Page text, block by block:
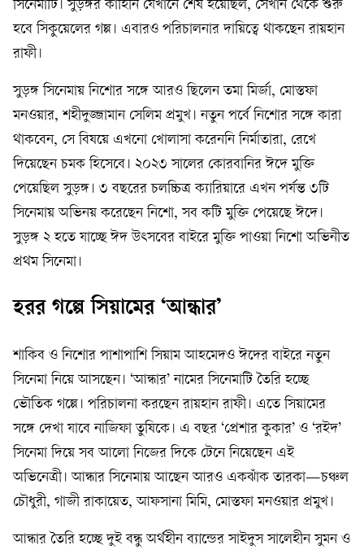
সিনেমাটি। সুড়ঙ্গর কাহিনি যেখানে শেষ হয়েছিল, সেখান থেকে শুরু
হবে সিকুয়েলের গল্প। এবারও পরিচালনার দায়িত্বে থাকছেন রায়হান
রাফী।
সুড়ঙ্গ সিনেমায় নিশোর সঙ্গে আরও ছিলেন তমা মির্জা, মোস্তফা
মনওয়ার, শহীদুজ্জামান সেলিম প্রমুখ। নতুন পর্বে নিশোর সঙ্গে কারা
থাকবেন, সে বিষয়ে এখনো খোলাসা করেননি নির্মাতারা, রেখে
দিয়েছেন চমক হিসেবে। ২০২৩ সালের কোরবানির ঈদে মুক্তি
পেয়েছিল সুড়ঙ্গ। ৩ বছরের চলচ্চিত্র ক্যারিয়ারে এখন পর্যন্ত ৩টি
সিনেমায় অভিনয় করেছেন নিশো, সব কটি মুক্তি পেয়েছে ঈদে।
সুড়ঙ্গ ২ হতে যাচ্ছে ঈদ উৎসবের বাইরে মুক্তি পাওয়া নিশো অভিনীত
প্রথম সিনেমা।
হরর গল্পে সিয়ামের ‘আন্ধার’
শাকিব ও নিশোর পাশাপাশি সিয়াম আহমেদও ঈদের বাইরে নতুন
সিনেমা নিয়ে আসছেন। ‘আন্ধার’ নামের সিনেমাটি তৈরি হচ্ছে
ভৌতিক গল্পে। পরিচালনা করছেন রায়হান রাফী। এতে সিয়ামের
সঙ্গে দেখা যাবে নাজিফা তুষিকে। এ বছর ‘প্রেশার কুকার’ ও ‘রইদ’
সিনেমা দিয়ে সব আলো নিজের দিকে টেনে নিয়েছেন এই
অভিনেত্রী। আন্ধার সিনেমায় আছেন আরও একঝাঁক তারকা—চঞ্চল
চৌধুরী, গাজী রাকায়েত, আফসানা মিমি, মোস্তফা মনওয়ার প্রমুখ।
আন্ধার তৈরি হচ্ছে দুই বন্ধু অর্থহীন ব্যান্ডের সাইদুস সালেহীন সুমন ও